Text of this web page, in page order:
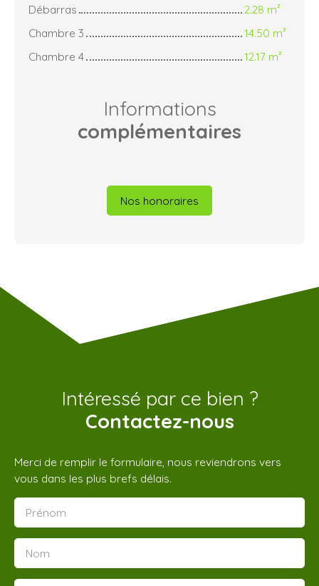
Débarras
2.28 m²
Chambre 3
14.50 m²
Chambre 4
12.17 m²
Informations
complémentaires
Nos honoraires
Intéressé par ce bien ?
Contactez-nous
Merci de remplir le formulaire, nous reviendrons vers
vous dans les plus brefs délais.
Prénom
Nom